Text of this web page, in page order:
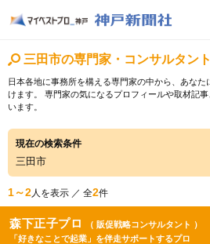
三田市の専門家・コンサルタント
日本各地に事務所を構える専門家の中から、あな
けます。 専門家の気になるプロフィールや取材記
います。
現在の検索条件
三田市
1～2人を表示 ／ 全2件
森下正子プロ
（ 販促戦略コンサルタント ）
「好きなことで起業」を伴走サポートするプロ